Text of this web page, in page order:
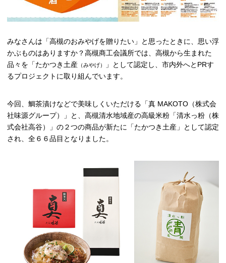
みなさんは「高槻のおみやげを贈りたい」と思ったときに、思い浮
かぶものはありますか？高槻商工会議所では、高槻から生まれた
品々を「たかつき土産 （みやげ） 」として認定し、市内外へと PRす
るプロジェクトに取り組んでいます。
今回、鯛茶漬けなどで美味しくいただける「真 MAKOTO（株式会
社味源グループ）」と、高槻清水地域産の高級米粉「清水っ粉（株
式会社高谷）」の２つの商品が新たに「たかつき土産」として認定
され、全６６品目となりました。
たかつきナビゲーター
アクセス